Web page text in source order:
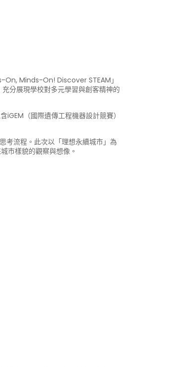
On, Minds-On! Discover STEAM」
分展現學校對多元學習與創客精神的
（國際遺傳工程機器設計競賽）
考流程。此次以「理想永續城市」為
市樣貌的觀察與想像。